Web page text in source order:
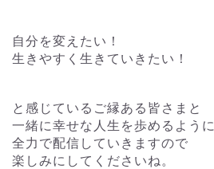
自分を変えたい！
生きやすく生きていきたい！
と感じているご縁ある皆さまと
一緒に幸せな人生を歩めるように
全力で配信していきますので
楽しみにしてくださいね。